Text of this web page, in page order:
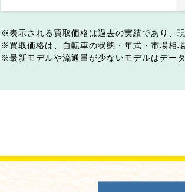
表示される買取価格は過去の実績であり、
買取価格は、自転車の状態・年式・市場相
最新モデルや流通量が少ないモデルはデー